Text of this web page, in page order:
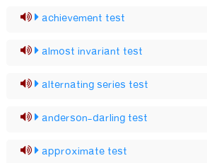
achievement test
almost invariant test
alternating series test
anderson-darling test
approximate test